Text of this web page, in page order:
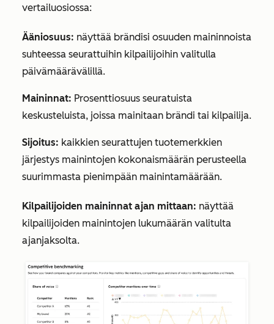
vertailuosiossa:
Ääniosuus: näyttää brändisi osuuden maininnoista
suhteessa seurattuihin kilpailijoihin valitulla
päivämäärävälillä.
Maininnat: Prosenttiosuus seuratuista
keskusteluista, joissa mainitaan brändi tai kilpailija.
Sijoitus: kaikkien seurattujen tuotemerkkien
järjestys mainintojen kokonaismäärän perusteella
suurimmasta pienimpään mainintamäärään.
Kilpailijoiden maininnat ajan mittaan: näyttää
kilpailijoiden mainintojen lukumäärän valitulta
ajanjaksolta.